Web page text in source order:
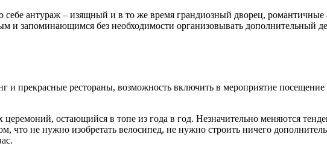
себе антураж – изящный и в то же время грандиозный дворец,
и запоминающимся без необходимости организовывать дополнительный
и прекрасные рестораны, возможность включить в мероприятие
остающийся в топе из года в год. Незначительно меняются
что не нужно изобретать велосипед, не нужно строить ничего